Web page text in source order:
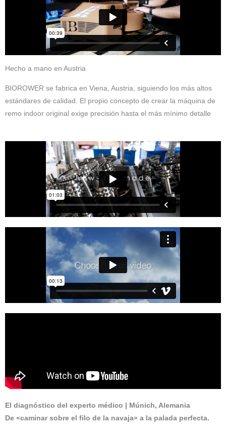
Hecho a mano en Austria
BIOROWER se fabrica en Viena, Austria, siguiendo los más altos
estándares de calidad. El propio concepto de crear la máquina de
remo indoor original exige precisión hasta el más mínimo detalle
El diagnóstico del experto médico | Múnich, Alemania
De «caminar sobre el filo de la navaja» a la palada perfecta.